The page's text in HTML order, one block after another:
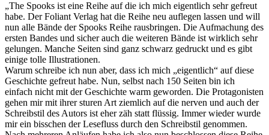
„The Spooks ist eine Reihe auf die ich mich eigentlich sehr gefreut
habe. Der Foliant Verlag hat die Reihe neu auflegen lassen und will
nun alle Bände der Spooks Reihe rausbringen. Die Aufmachung des
ersten Bandes und sicher auch die weiteren Bände ist wirklich sehr
gelungen. Manche Seiten sind ganz schwarz gedruckt und es gibt
einige tolle Illustrationen.
Warum schreibe ich nun aber, dass ich mich „eigentlich“ auf diese
Geschichte gefreut habe. Nun, selbst nach 150 Seiten bin ich
einfach nicht mit der Geschichte warm geworden. Die Protagonisten
gehen mir mit ihrer sturen Art ziemlich auf die nerven und auch der
Schreibstil des Autors ist eher zäh statt flüssig. Immer wieder wurde
mir ein bisschen der Lesefluss durch den Schreibstil genommen.